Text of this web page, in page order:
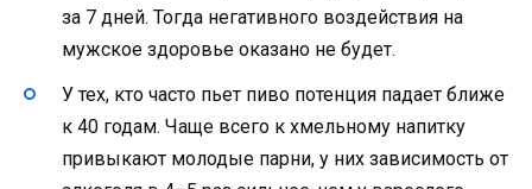
за 7 дней. Тогда негативного воздействия на
мужское здоровье оказано не будет.
У тех, кто часто пьет пиво потенция падает ближе
к 40 годам. Чаще всего к хмельному напитку
привыкают молодые парни, у них зависимость от